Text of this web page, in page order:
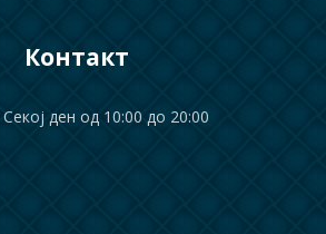
Контакт
ден од 10:00 до 20:00